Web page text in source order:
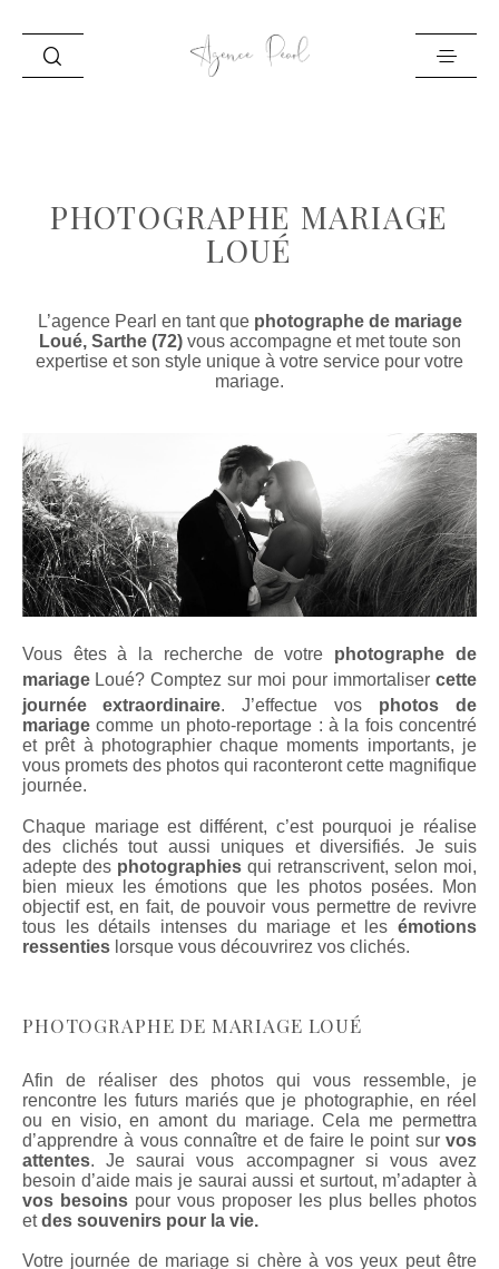
PORTFOLIO
PHOTOGRAPHE MARIAGE
LOUÉ
L’agence Pearl en tant que photographe de mariage
Loué, Sarthe (72)vous accompagne et met toute son
expertise et son style unique à votre service pour votre
mariage.
Vous êtes à la recherche de votre photographe de
mariage Loué? Comptez sur moi pour immortaliser cette
journée extraordinaire. J’effectue vos photos de
mariage comme un photo-reportage : à la fois concentré
et prêt à photographier chaque moments importants, je
vous promets des photos qui raconteront cette magnifique
journée.
Chaque mariage est différent, c’est pourquoi je réalise
des clichés tout aussi uniques et diversifiés. Je suis
adepte des photographies qui retranscrivent, selon moi,
bien mieux les émotions que les photos posées. Mon
objectif est, en fait, de pouvoir vous permettre de revivre
tous les détails intenses du mariage et les émotions
ressenties lorsque vous découvrirez vos clichés.
PHOTOGRAPHE DE MARIAGE LOUÉ
Afin de réaliser des photos qui vous ressemble, je
rencontre les futurs mariés que je photographie, en réel
ou en visio, en amont du mariage. Cela me permettra
d’apprendre à vous connaître et de faire le point sur vos
attentes. Je saurai vous accompagner si vous avez
besoin d’aide mais je saurai aussi et surtout, m’adapter à
vos besoins pour vous proposer les plus belles photos
etdes souvenirs pour la vie.
Votre journée de mariage si chère à vos yeux peut être